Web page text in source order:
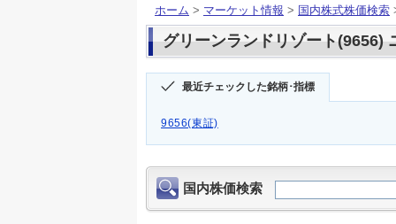
ホーム > マーケット情報 > 国内株式株価検索
グリーンランドリゾート(9656)
最近チェックした銘柄･指標
9656(東証)